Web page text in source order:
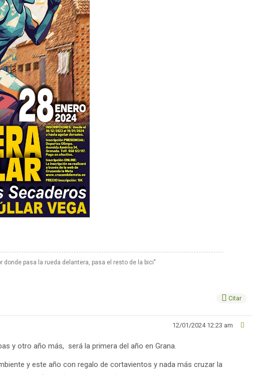
donde pasa la rueda delantera, pasa el resto de la bici"
Citar
12/01/2024 12:23 am
y otro año más, será la primera del año en Grana.
y este año con regalo de cortavientos y nada más cruzar la